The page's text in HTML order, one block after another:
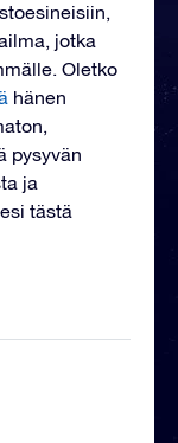
jotka
Oletko
hänen
pysyvän
ja
tästä